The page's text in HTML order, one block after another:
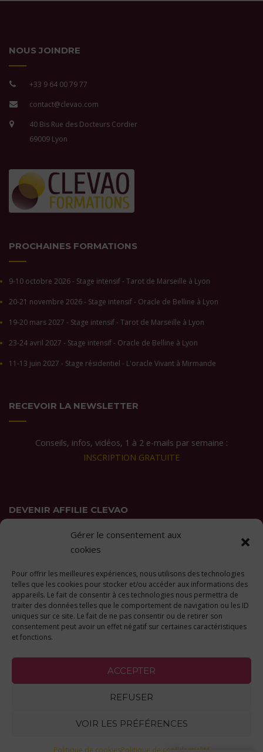
Gérer le consentement aux
cookies
Pour offrir les meilleures expériences, nous utilisons des technologies
telles que les cookies pour stocker et/ou accéder aux informations des
appareils. Le fait de consentir à ces technologies nous permettra de
traiter des données telles que le comportement de navigation ou les ID
uniques sur ce site. Le fait de ne pas consentir ou de retirer son
consentement peut avoir un effet négatif sur certaines caractéristiques
et fonctions.
ACCEPTER
REFUSER
VOIR LES PRÉFÉRENCES
Politique de cookiesPolitique de confidentialité
NOUS JOINDRE
+33 9 64 00 79 77
contact@clevao.com
40 Bis Rue des Docteurs Cordier
69009 Lyon
PROCHAINES FORMATIONS
9-10 octobre 2026 - Stage intensif - Tarot de Marseille à Lyon
20-21 novembre 2026 - Stage intensif - Oracle de Belline à Lyon
19-20 mars 2027 - Stage intensif - Tarot de Marseille à Lyon
23-24 avril 2027 - Stage intensif - Oracle de Belline à Lyon
11-13 juin 2027 - Stage résidentiel - L'oracle Vivant à Mirmande
RECEVOIR LA NEWSLETTER
Conseils, infos, vidéos, 1 à 2 e-mails par semaine :
INSCRIPTION GRATUITE
DEVENIR AFFILIE CLEVAO
En savoir plus ici
Mentions légales
Conditions générales de vente